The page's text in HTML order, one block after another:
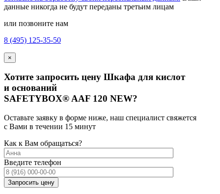
данные никогда не будут переданы третьим лицам
или позвоните нам
8 (495) 125-35-50
×
Хотите запросить цену Шкафа для кислот
и оснований
SAFETYBOX®AAF 120 NEW?
Оставьте заявку в форме ниже, наш специалист свяжется
с Вами в течении 15 минут
Как к Вам обращаться?
Введите телефон